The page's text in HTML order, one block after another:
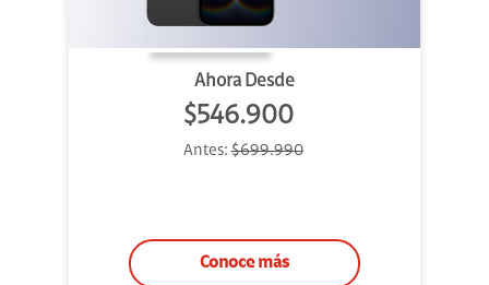
Ahora Desde
$546.900
Antes:$699.990
Conoce más